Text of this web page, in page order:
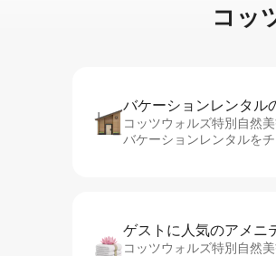
コッ
バケーションレ⁠ン⁠タ⁠ル⁠
コッツウォルズ特別自然
バケーションレンタルを
ゲストに人⁠気⁠のア⁠メ⁠ニ⁠
コッツウォルズ特別自然